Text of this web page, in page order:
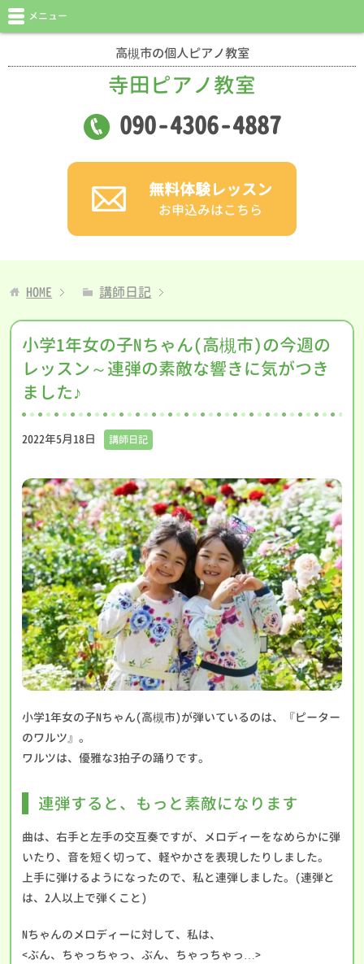
高槻市の個人ピアノ教室
寺田ピアノ教室
090-4306-4887
無料体験レッスン
お申込みはこちら
メニュー
HOME 講師日記
小学1年女の子Nちゃん(高槻市)の今週の
レッスン～連弾の素敵な響きに気がつき
ました♪
2022年5月18日 講師日記
小学1年女の子Nちゃん(高槻市)が弾いているのは、『ピーター
のワルツ』。
ワルツは、優雅な3拍子の踊りです。
連弾すると、もっと素敵になります
曲は、右手と左手の交互奏ですが、メロディーをなめらかに弾
いたり、音を短く切って、軽やかさを表現したりしました。
上手に弾けるようになったので、私と連弾しました。(連弾と
は、2人以上で弾くこと)
Nちゃんのメロディーに対して、私は、
<ぶん、ちゃっちゃっ、ぶん、ちゃっちゃっ…>